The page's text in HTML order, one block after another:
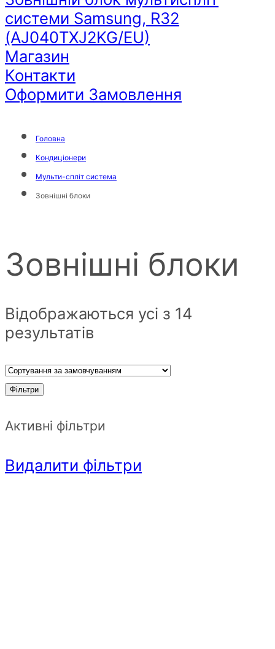
системи Samsung, R32
(AJ040TXJ2KG/EU)
Магазин
Контакти
Оформити Замовлення
Головна
Кондиціонери
Мульти-спліт система
Зовнішні блоки
Зовнішні блоки
Відображаються усі з 14
результатів
Фільтри
Активні фільтри
Видалити фільтри